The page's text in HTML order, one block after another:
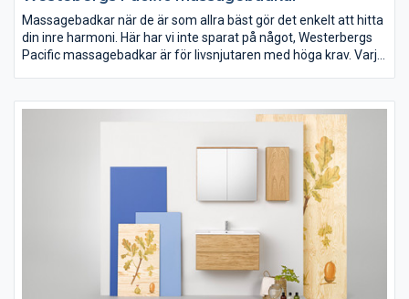
Massagebadkar när de är som allra bäst gör det enkelt att hitta
din inre harmoni. Här har vi inte sparat på något, Westerbergs
Pacific massagebadkar är för livsnjutaren med höga krav. Varje
Finns i tre unika former men med samma massagesystem,
tillvalsmöjligheter och prestanda.